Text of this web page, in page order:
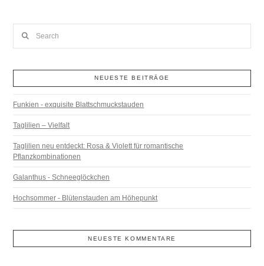
NEUESTE BEITRÄGE
Funkien - exquisite Blattschmuckstauden
Taglilien – Vielfalt
Taglilien neu entdeckt: Rosa & Violett für romantische
Pflanzkombinationen
Galanthus - Schneeglöckchen
Hochsommer - Blütenstauden am Höhepunkt
NEUESTE KOMMENTARE